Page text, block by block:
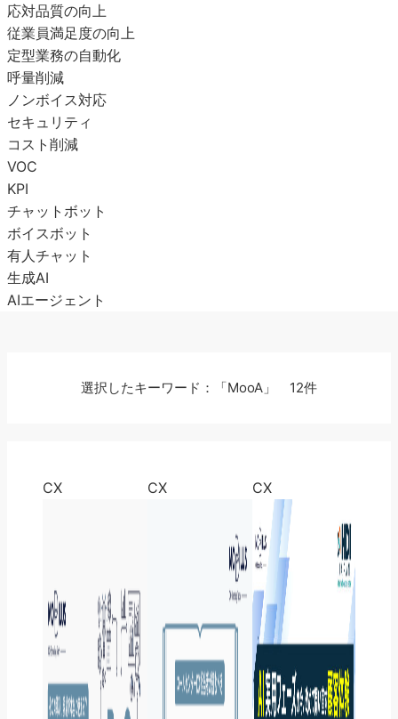
応対品質の向上
従業員満足度の向上
定型業務の自動化
呼量削減
ノンボイス対応
セキュリティ
コスト削減
VOC
KPI
チャットボット
ボイスボット
有人チャット
生成AI
AIエージェント
選択したキーワード：「MooA」 12件
CX CX CX